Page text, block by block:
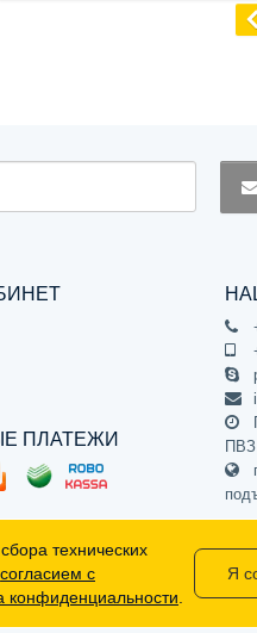
ПЛАТЕЖИ
ПВЗ
Статьи 437
сбора технических
согласием с
конфиденциальности
Я